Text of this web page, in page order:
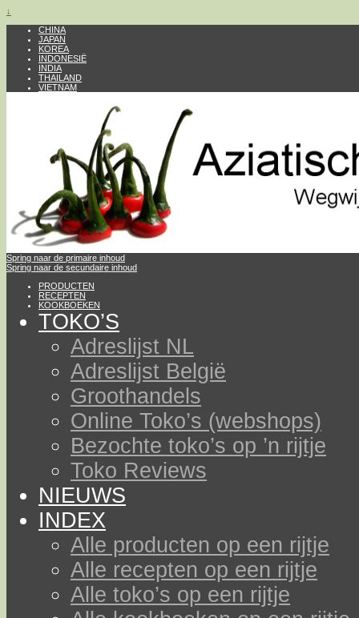
↓
CHINA
JAPAN
KOREA
INDONESIË
INDIA
THAILAND
VIETNAM
Spring naar de primaire inhoud
Spring naar de secundaire inhoud
PRODUCTEN
RECEPTEN
KOOKBOEKEN
TOKO’S
Adreslijst NL
Adreslijst België
Groothandels
Online Toko’s (webshops)
Bezochte toko’s op ’n rijtje
Toko Reviews
NIEUWS
INDEX
Alle producten op een rijtje
Alle recepten op een rijtje
Alle toko’s op een rijtje